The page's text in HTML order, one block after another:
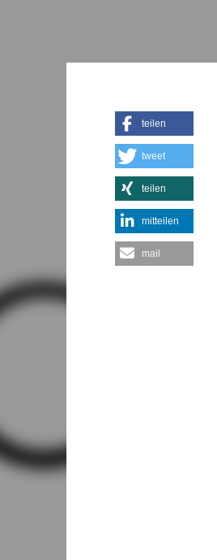
teilen
tweet
teilen
mitteilen
mail